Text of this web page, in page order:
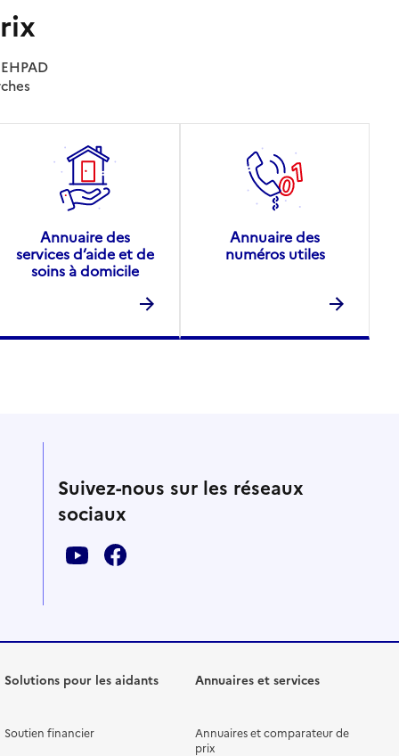
Annuaire des
services d’aide et de
soins à domicile
Annuaire des
numéros utiles
Suivez-nous sur les réseaux
sociaux
Solutions pour les aidants
Soutien financier
Annuaires et services
Annuaires et comparateur de
prix